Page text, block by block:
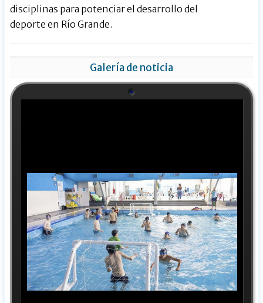
disciplinas para potenciar el desarrollo del
deporte en Río Grande.
Galería de noticia